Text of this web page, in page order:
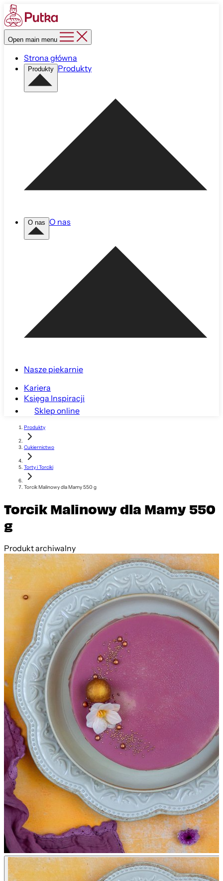
Open main menu
Strona główna
Produkty Produkty
O nas O nas
Nasze piekarnie
Kariera
Księga Inspiracji
Sklep online
Produkty
Cukiernictwo
Torty i Torciki
Torcik Malinowy dla Mamy 550 g
Torcik Malinowy dla Mamy 550
g
Produkt archiwalny